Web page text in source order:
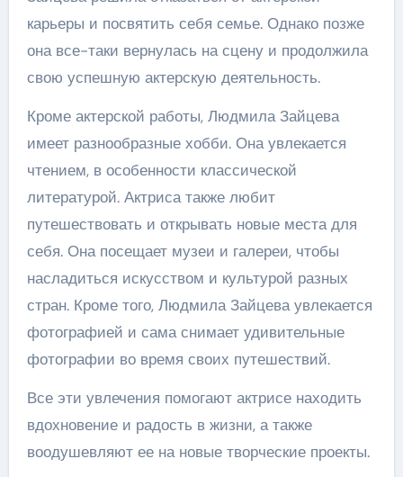
карьеры и посвятить себя семье. Однако позже
она все-таки вернулась на сцену и продолжила
свою успешную актерскую деятельность.
Кроме актерской работы, Людмила Зайцева
имеет разнообразные хобби. Она увлекается
чтением, в особенности классической
литературой. Актриса также любит
путешествовать и открывать новые места для
себя. Она посещает музеи и галереи, чтобы
насладиться искусством и культурой разных
стран. Кроме того, Людмила Зайцева увлекается
фотографией и сама снимает удивительные
фотографии во время своих путешествий.
Все эти увлечения помогают актрисе находить
вдохновение и радость в жизни, а также
воодушевляют ее на новые творческие проекты.